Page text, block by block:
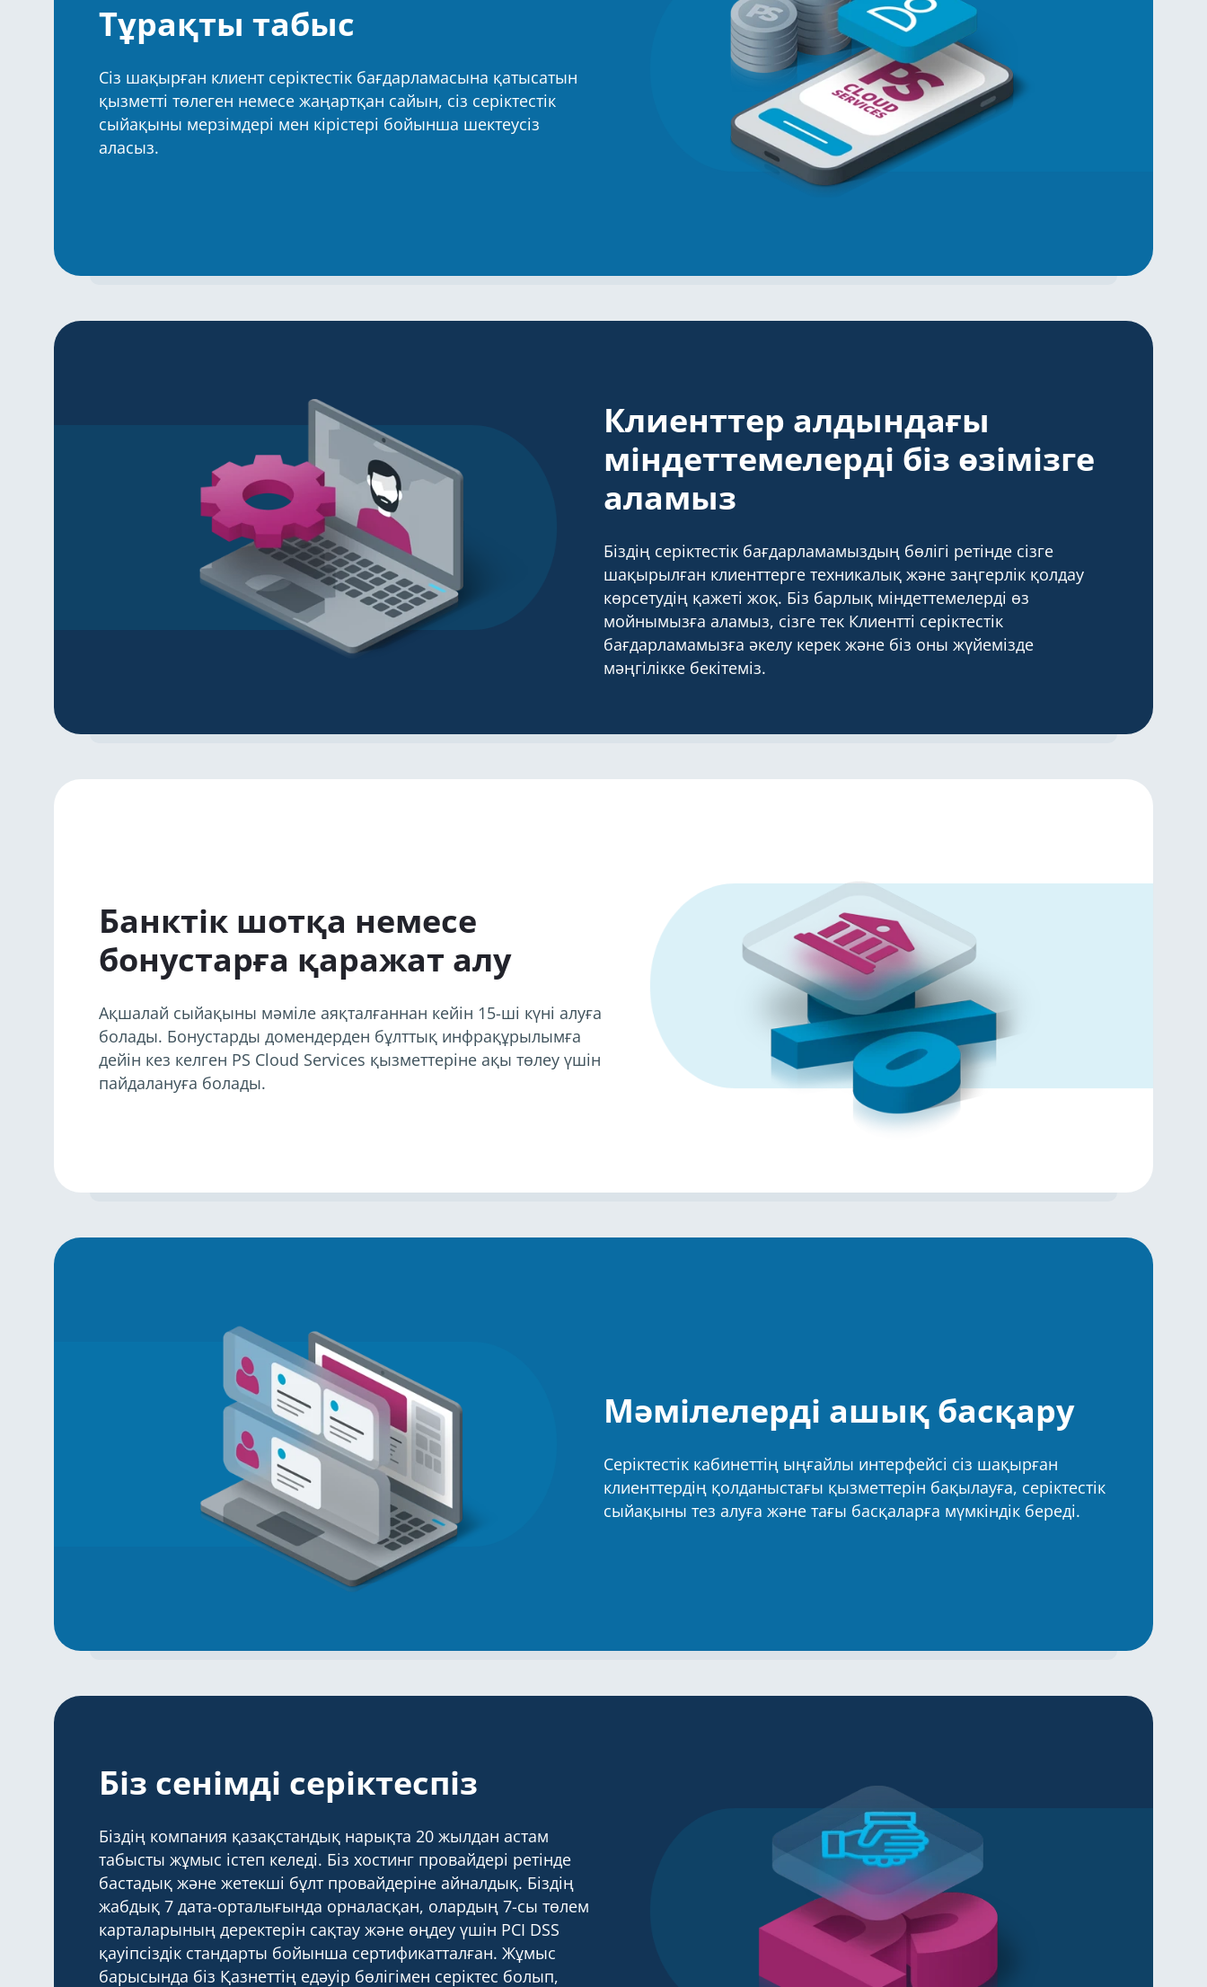
Тұрақты табыс
Сіз шақырған клиент серіктестік бағдарламасына қатысатын
қызметті төлеген немесе жаңартқан сайын, сіз серіктестік
сыйақыны мерзімдері мен кірістері бойынша шектеусіз
аласыз.
Клиенттер алдындағы
міндеттемелерді біз өзімізге
аламыз
Біздің серіктестік бағдарламамыздың бөлігі ретінде сізге
шақырылған клиенттерге техникалық және заңгерлік қолдау
көрсетудің қажеті жоқ. Біз барлық міндеттемелерді өз
мойнымызға аламыз, сізге тек Клиентті серіктестік
бағдарламамызға әкелу керек және біз оны жүйемізде
мәңгілікке бекітеміз.
Банктік шотқа немесе
бонустарға қаражат алу
Ақшалай сыйақыны мәміле аяқталғаннан кейін 15-ші күні алуға
болады. Бонустарды домендерден бұлттық инфрақұрылымға
дейін кез келген PS Cloud Services қызметтеріне ақы төлеу үшін
пайдалануға болады.
Мәмілелерді ашық басқару
Серіктестік кабинеттің ыңғайлы интерфейсі сіз шақырған
клиенттердің қолданыстағы қызметтерін бақылауға, серіктестік
сыйақыны тез алуға және тағы басқаларға мүмкіндік береді.
Біз сенімді серіктеспіз
Біздің компания қазақстандық нарықта 20 жылдан астам
табысты жұмыс істеп келеді. Біз хостинг провайдері ретінде
бастадық және жетекші бұлт провайдеріне айналдық. Біздің
жабдық 7 дата-орталығында орналасқан, олардың 7-сы төлем
карталарының деректерін сақтау және өңдеу үшін PCI DSS
қауіпсіздік стандарты бойынша сертификатталған. Жұмыс
барысында біз Қазнеттің едәуір бөлігімен серіктес болып,